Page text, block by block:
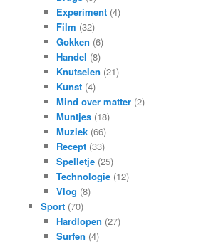
Experiment (4)
Film (32)
Gokken (6)
Handel (8)
Knutselen (21)
Kunst (4)
Mind over matter (2)
Muntjes (18)
Muziek (66)
Recept (33)
Spelletje (25)
Technologie (12)
Vlog (8)
Sport(70)
Hardlopen (27)
Surfen (4)